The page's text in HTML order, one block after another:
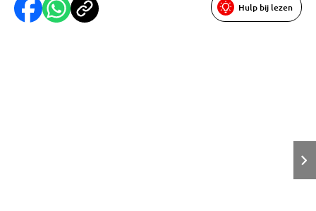
Hulp bij lezen